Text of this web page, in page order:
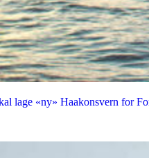
lage «ny» Haakonsvern for